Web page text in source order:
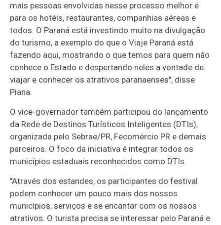
mais pessoas envolvidas nesse processo melhor é
para os hotéis, restaurantes, companhias aéreas e
todos. O Paraná está investindo muito na divulgação
do turismo, a exemplo do que o Viaje Paraná está
fazendo aqui, mostrando o que temos para quem não
conhece o Estado e despertando neles a vontade de
viajar e conhecer os atrativos paranaenses", disse
Piana.
O vice-governador também participou do lançamento
da Rede de Destinos Turísticos Inteligentes (DTIs),
organizada pelo Sebrae/PR, Fecomércio PR e demais
parceiros. O foco da iniciativa é integrar todos os
municípios estaduais reconhecidos como DTIs.
"Através dos estandes, os participantes do festival
podem conhecer um pouco mais dos nossos
municípios, serviços e se encantar com os nossos
atrativos. O turista precisa se interessar pelo Paraná e